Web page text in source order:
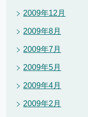
2009年12月
2009年8月
2009年7月
2009年5月
2009年4月
2009年2月